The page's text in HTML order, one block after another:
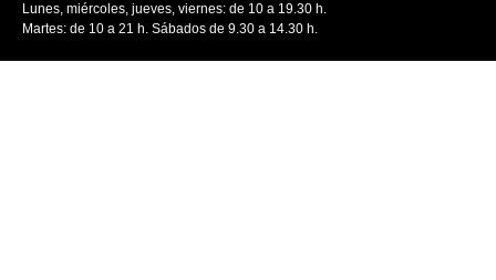
Lunes, miércoles, jueves, viernes: de 10 a 19.30 h.
Martes: de 10 a 21 h. Sábados de 9.30 a 14.30 h.